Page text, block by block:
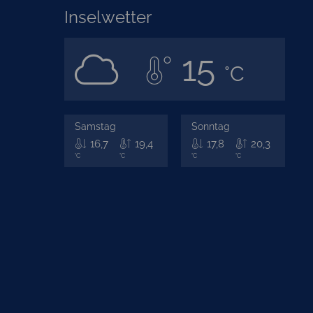
Inselwetter
15 °C
Samstag
16,7
°C
19,4
°C
Sonntag
17,8
°C
20,3
°C